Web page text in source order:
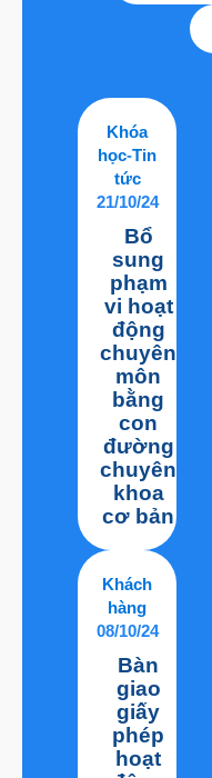
Khóa
học-Tin
tức
21/10/24
Bổ
sung
phạm
vi hoạt
động
chuyên
môn
bằng
con
đường
chuyên
khoa
cơ bản
Khách
hàng
08/10/24
Bàn
giao
giấy
phép
hoạt